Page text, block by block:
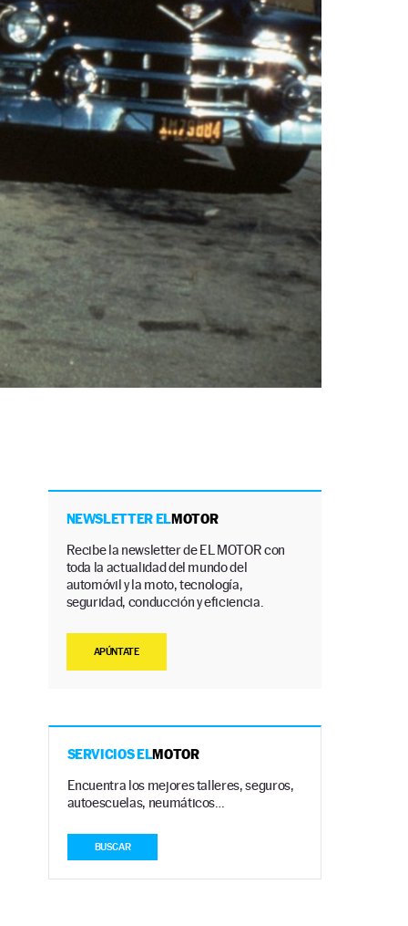
NEWSLETTER ELMOTOR
Recibe la newsletter de EL MOTOR con
toda la actualidad del mundo del
automóvil y la moto, tecnología,
seguridad, conducción y eficiencia.
APÚNTATE
SERVICIOS ELMOTOR
Encuentra los mejores talleres, seguros,
autoescuelas, neumáticos…
BUSCAR